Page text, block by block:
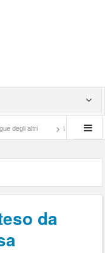
Lotta di classe… tra
da